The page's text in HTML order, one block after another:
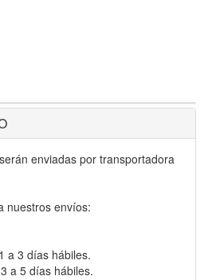
enviadas por transportadora
nuestros envíos:
1 a 3 días hábiles.
a 5 días hábiles.